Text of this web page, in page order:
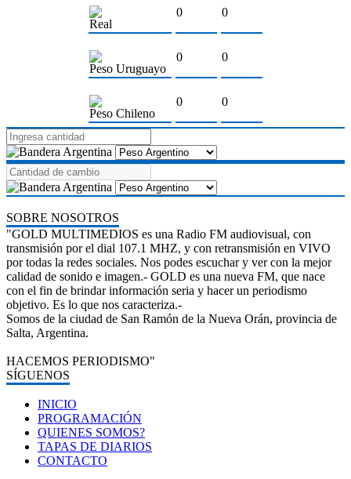
Real
0 0
Peso Uruguayo
0 0
Peso Chileno
0 0
SOBRE NOSOTROS
"GOLD MULTIMEDIOS es una Radio FM audiovisual, con
transmisión por el dial 107.1 MHZ, y con retransmisión en VIVO
por todas la redes sociales. Nos podes escuchar y ver con la mejor
calidad de sonido e imagen.- GOLD es una nueva FM, que nace
con el fin de brindar información seria y hacer un periodismo
objetivo. Es lo que nos caracteriza.-
Somos de la ciudad de San Ramón de la Nueva Orán, provincia de
Salta, Argentina.
HACEMOS PERIODISMO"
SÍGUENOS
INICIO
PROGRAMACIÓN
QUIENES SOMOS?
TAPAS DE DIARIOS
CONTACTO